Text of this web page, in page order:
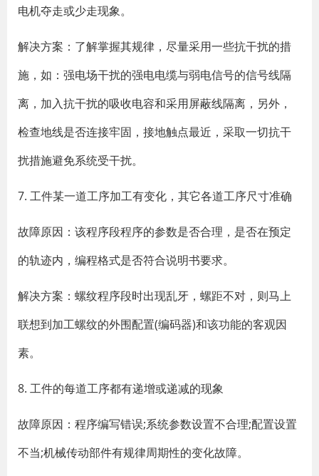
电机夺走或少走现象。
解决方案：了解掌握其规律，尽量采用一些抗干扰的措
施，如：强电场干扰的强电电缆与弱电信号的信号线隔
离，加入抗干扰的吸收电容和采用屏蔽线隔离，另外，
检查地线是否连接牢固，接地触点最近，采取一切抗干
扰措施避免系统受干扰。
7. 工件某一道工序加工有变化，其它各道工序尺寸准确
故障原因：该程序段程序的参数是否合理，是否在预定
的轨迹内，编程格式是否符合说明书要求。
解决方案：螺纹程序段时出现乱牙，螺距不对，则马上
联想到加工螺纹的外围配置(编码器)和该功能的客观因
素。
8. 工件的每道工序都有递增或递减的现象
故障原因：程序编写错误;系统参数设置不合理;配置设置
不当;机械传动部件有规律周期性的变化故障。